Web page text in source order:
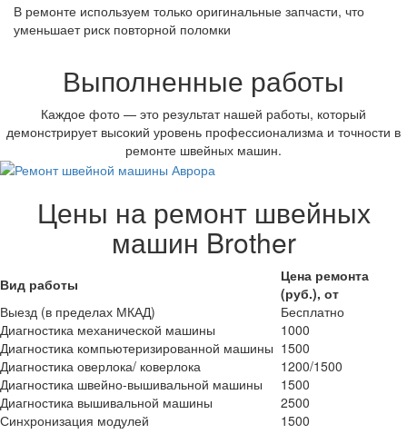
В ремонте используем только оригинальные запчасти, что
уменьшает риск повторной поломки
Выполненные работы
Каждое фото — это результат нашей работы, который
демонстрирует высокий уровень профессионализма и точности в
ремонте швейных машин.
Цены на ремонт швейных
машин Brother
Вид работы
Цена ремонта
(руб.), от
Выезд (в пределах МКАД)
Бесплатно
Диагностика механической машины
1000
Диагностика компьютеризированной машины 1500
Диагностика оверлока/ коверлока
1200/1500
Диагностика швейно-вышивальной машины
1500
Диагностика вышивальной машины
2500
Синхронизация модулей
1500